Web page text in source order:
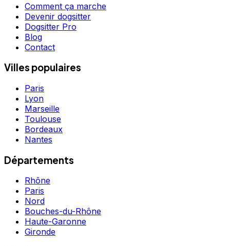
Comment ça marche
Devenir dogsitter
Dogsitter Pro
Blog
Contact
Villes populaires
Paris
Lyon
Marseille
Toulouse
Bordeaux
Nantes
Départements
Rhône
Paris
Nord
Bouches-du-Rhône
Haute-Garonne
Gironde